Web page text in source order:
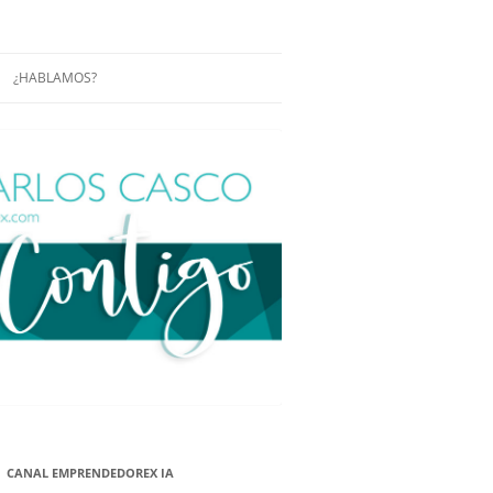
EN
DE
NUEVA
¿HABLAMOS?
CONÓCENOS UN POCO MÁS
CANAL EMPRENDEDOREX IA